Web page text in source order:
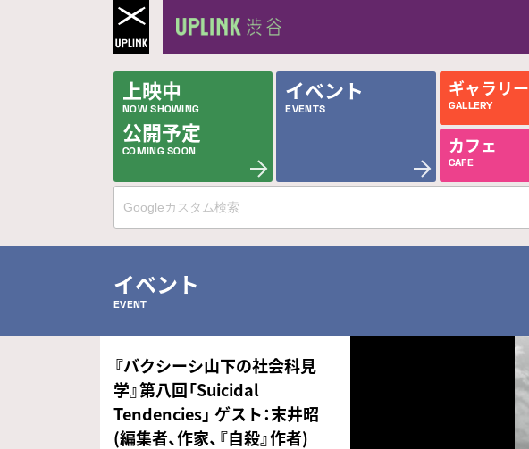
上映中
NOW SHOWING
公開予定
COMING SOON
イベント
EVENTS
ギャラリー
GALLERY
カフェ
CAFE
イベント
EVENT
『バクシーシ山下の社会科見
学』第八回「Suicidal
Tendencies」 ゲスト：末井昭
(編集者、作家、『自殺』作者)